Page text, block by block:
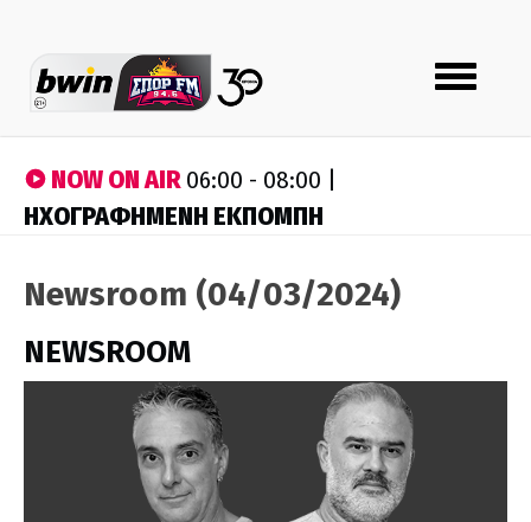
Toggle
navigation
NOW ON AIR06:00 - 08:00 |
ΗΧΟΓΡΑΦΗΜΕΝΗ ΕΚΠΟΜΠΗ
Newsroom (04/03/2024)
NEWSROOM